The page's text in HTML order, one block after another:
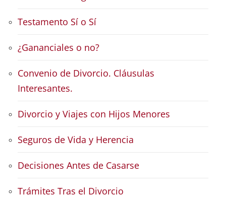
Testamento Sí o Sí
¿Gananciales o no?
Convenio de Divorcio. Cláusulas
Interesantes.
Divorcio y Viajes con Hijos Menores
Seguros de Vida y Herencia
Decisiones Antes de Casarse
Trámites Tras el Divorcio